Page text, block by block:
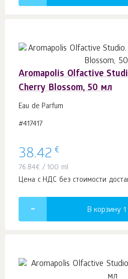
Aromapolis Olfactive
Cherry Blossom, 50 мл
Eau de Parfum
#417417
38.42 €
76.84€ / 100 ml
Цена с НДС без стоимости
В корзину 1